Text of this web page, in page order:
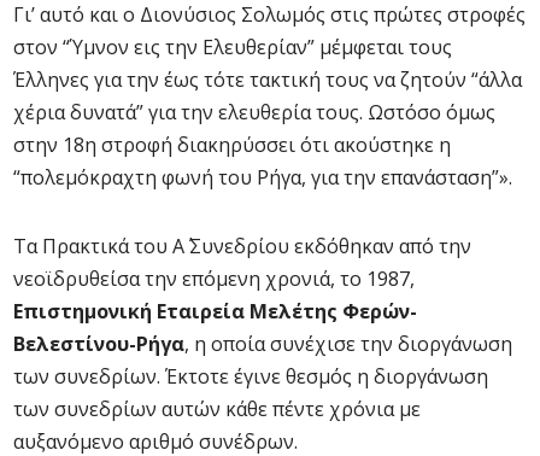
Γι’ αυτό και ο Διονύσιος Σολωμός στις πρώτες στροφές
στον “Ύμνον εις την Ελευθερίαν” μέμφεται τους
Έλληνες για την έως τότε τακτική τους να ζητούν “άλλα
χέρια δυνατά” για την ελευθερία τους. Ωστόσο όμως
στην 18η στροφή διακηρύσσει ότι ακούστηκε η
“πολεμόκραχτη φωνή του Ρήγα, για την επανάσταση”».
Τα Πρακτικά του Α΄ Συνεδρίου εκδόθηκαν από την
νεοϊδρυθείσα την επόμενη χρονιά, το 1987,
Επιστημονική Εταιρεία Μελέτης Φερών-
Βελεστίνου-Ρήγα, η οποία συνέχισε την διοργάνωση
των συνεδρίων. Έκτοτε έγινε θεσμός η διοργάνωση
των συνεδρίων αυτών κάθε πέντε χρόνια με
αυξανόμενο αριθμό συνέδρων.